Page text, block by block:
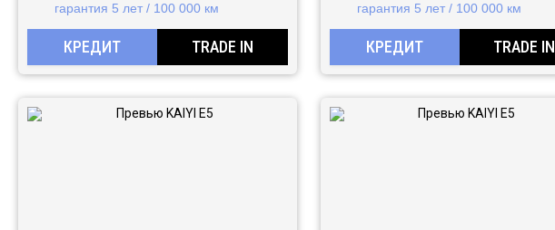
гарантия 5 лет / 100 000 км
КРЕДИТ TRADE IN
гарантия 5 лет / 100 000 км
КРЕДИТ TRADE IN